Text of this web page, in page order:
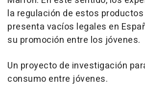
la regulación de estos
presenta vacíos legales en
su promoción entre los jóvenes.
Un proyecto de investigación
consumo entre jóvenes.